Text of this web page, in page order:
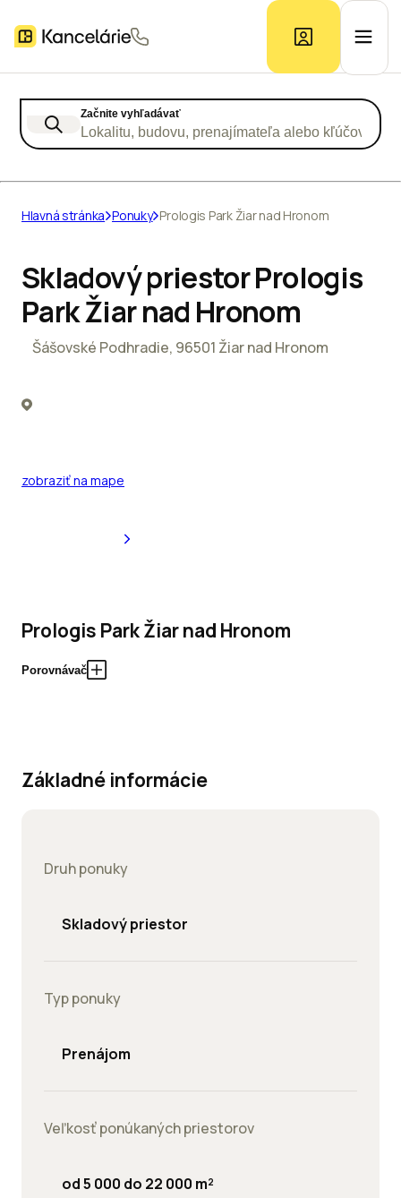
Prieskum trhu
Inzerát
Začnite vyhľadávať
Lokalitu, budovu, prenajímateľa alebo kľúčové
Hlavná stránka Ponuky Prologis Park Žiar nad Hronom
Skladový priestor Prologis
Park Žiar nad Hronom
Šášovské Podhradie, 96501 Žiar nad Hronom
zobraziť na mape
Prologis Park Žiar nad Hronom
Porovnávač
Základné informácie
Druh ponuky
Skladový priestor
Typ ponuky
Prenájom
Veľkosť ponúkaných priestorov
od 5 000 do 22 000 m²